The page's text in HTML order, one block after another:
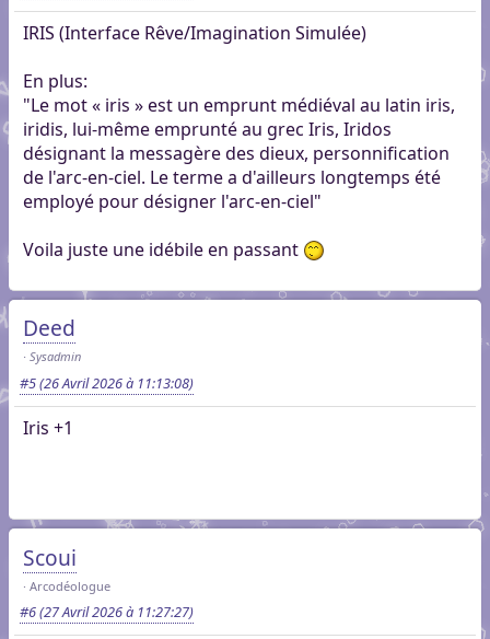
IRIS (Interface Rêve/Imagination Simulée)
En plus:
"Le mot « iris » est un emprunt médiéval au latin iris,
iridis, lui-même emprunté au grec Iris, Iridos
désignant la messagère des dieux, personnification
de l'arc-en-ciel. Le terme a d'ailleurs longtemps été
employé pour désigner l'arc-en-ciel"
Voila juste une idébile en passant
Deed
Sysadmin
#5(26 Avril 2026 à 11:13:08)
Iris +1
Scoui
Arcodéologue
#6(27 Avril 2026 à 11:27:27)